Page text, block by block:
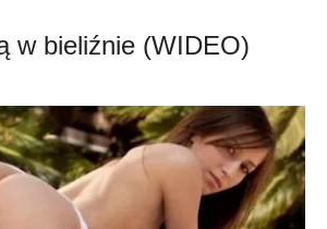
w bieliźnie (WIDEO)